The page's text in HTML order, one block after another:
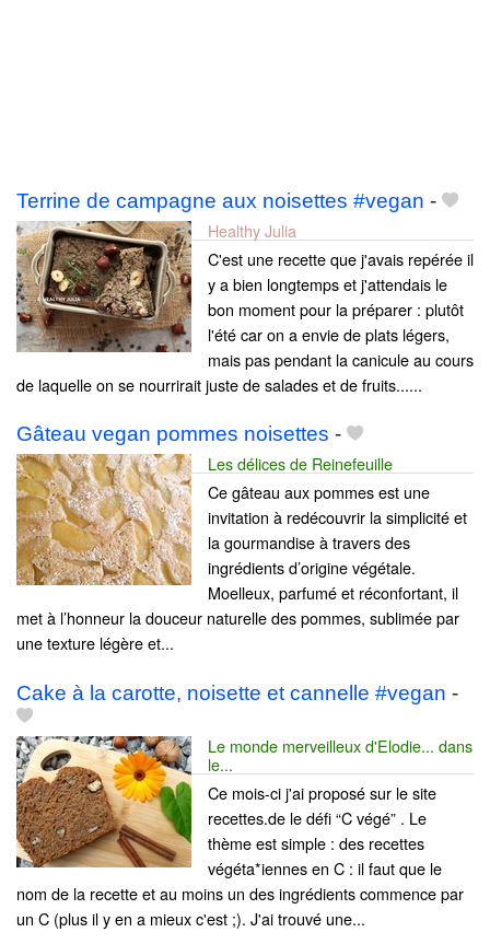
Terrine de campagne aux noisettes #vegan -
Healthy Julia
C'est une recette que j'avais repérée il
y a bien longtemps et j'attendais le
bon moment pour la préparer : plutôt
l'été car on a envie de plats légers,
mais pas pendant la canicule au cours
de laquelle on se nourrirait juste de salades et de fruits......
Gâteau vegan pommes noisettes -
Les délices de Reinefeuille
Ce gâteau aux pommes est une
invitation à redécouvrir la simplicité et
la gourmandise à travers des
ingrédients d’origine végétale.
Moelleux, parfumé et réconfortant, il
met à l’honneur la douceur naturelle des pommes, sublimée par
une texture légère et...
Cake à la carotte, noisette et cannelle #vegan -
Le monde merveilleux d'Elodie... dans
le...
Ce mois-ci j'ai proposé sur le site
recettes.de le défi “C végé” . Le
thème est simple : des recettes
végéta*iennes en C : il faut que le
nom de la recette et au moins un des ingrédients commence par
un C (plus il y en a mieux c'est ;). J'ai trouvé une...